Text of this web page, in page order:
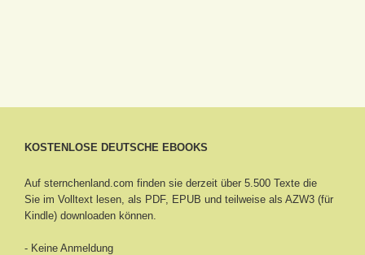
KOSTENLOSE DEUTSCHE EBOOKS
Auf sternchenland.com finden sie derzeit über 5.500 Texte die
Sie im Volltext lesen, als PDF, EPUB und teilweise als AZW3 (für
Kindle) downloaden können.
- Keine Anmeldung